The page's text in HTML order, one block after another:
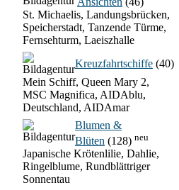
St. Michaelis, Landungsbrücken,
Speicherstadt, Tanzende Türme,
Fernsehturm, Laeiszhalle
Kreuzfahrtschiffe (40)
Mein Schiff, Queen Mary 2,
MSC Magnifica, AIDAblu,
Deutschland, AIDAmar
Blumen &
Blüten (128) neu
Japanische Krötenlilie, Dahlie,
Ringelblume, Rundblättriger
Sonnentau